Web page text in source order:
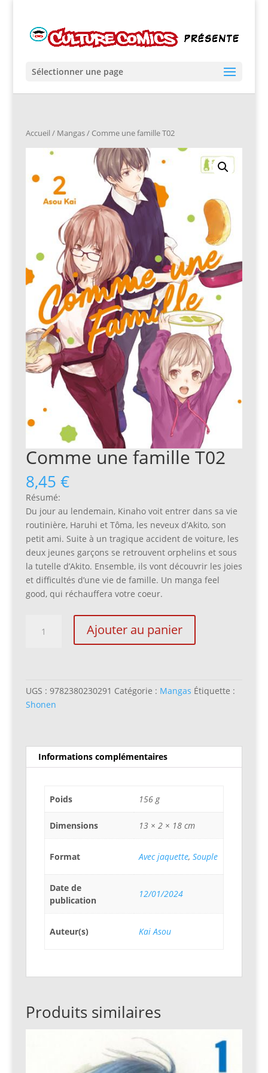
Sélectionner une page
Accueil / Mangas/ Comme une famille T02
Comme une famille T02
8,45 €
Résumé:
Du jour au lendemain, Kinaho voit entrer dans sa vie
routinière, Haruhi et Tôma, les neveux d’Akito, son
petit ami. Suite à un tragique accident de voiture, les
deux jeunes garçons se retrouvent orphelins et sous
la tutelle d’Akito. Ensemble, ils vont découvrir les joies
et difficultés d’une vie de famille. Un manga feel
good, qui réchauffera votre coeur.
T02
Ajouter au panier
UGS : 9782380230291 Catégorie : Mangas Étiquette :
Shonen
Informations complémentaires
Poids 156 g
Dimensions 13 × 2 × 18 cm
Format Avec jaquette, Souple
Date de
publication
12/01/2024
Auteur(s) Kai Asou
Produits similaires